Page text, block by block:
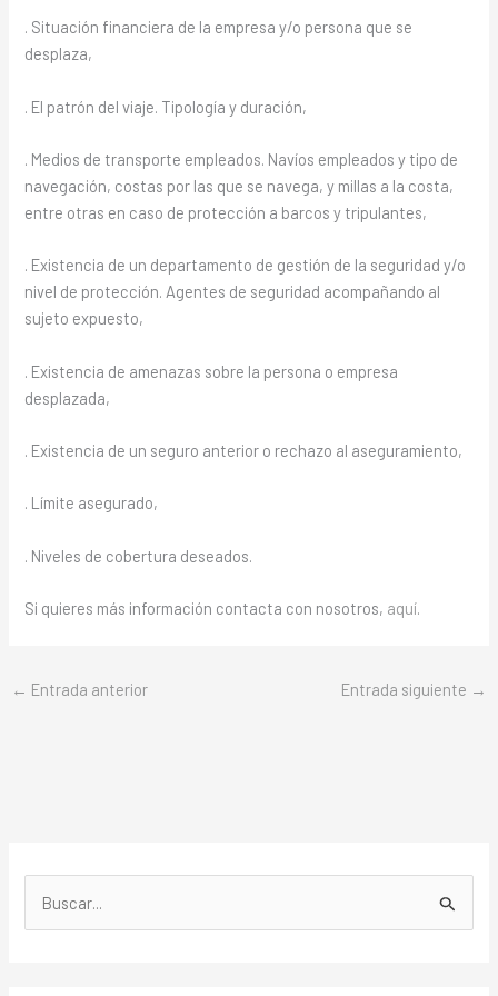
. Situación financiera de la empresa y/o persona que se
desplaza,
. El patrón del viaje. Tipología y duración,
. Medios de transporte empleados. Navíos empleados y tipo de
navegación, costas por las que se navega, y millas a la costa,
entre otras en caso de protección a barcos y tripulantes,
. Existencia de un departamento de gestión de la seguridad y/o
nivel de protección. Agentes de seguridad acompañando al
sujeto expuesto,
. Existencia de amenazas sobre la persona o empresa
desplazada,
. Existencia de un seguro anterior o rechazo al aseguramiento,
. Límite asegurado,
. Niveles de cobertura deseados.
Si quieres más información contacta con nosotros, aquí.
← Entrada anterior Entrada siguiente →